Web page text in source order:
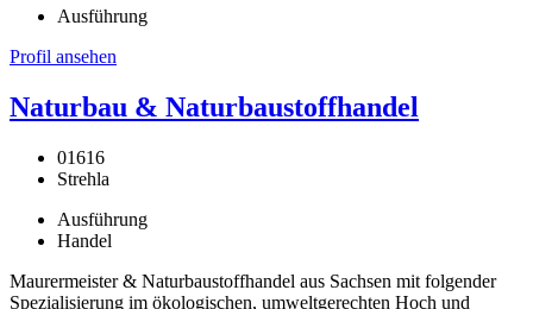
Ausführung
Profil ansehen
Naturbau & Naturbaustoffhandel
01616
Strehla
Ausführung
Handel
Maurermeister & Naturbaustoffhandel aus Sachsen mit folgender
Spezialisierung im ökologischen, umweltgerechten Hoch und